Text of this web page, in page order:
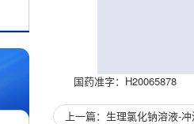
国药准字：H20065878
上一篇：生理氯化钠溶液-